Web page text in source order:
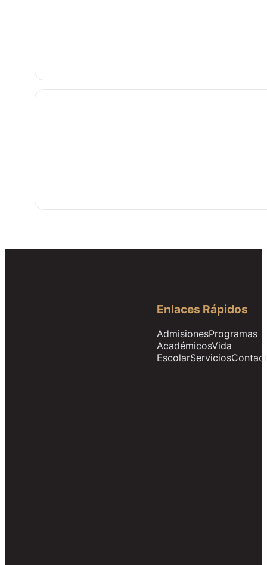
Enlaces Rápidos
AdmisionesProgramas
AcadémicosVida
EscolarServicios